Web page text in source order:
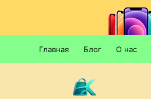
Главная Блог О нас